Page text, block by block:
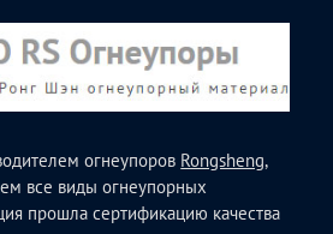
огнеупоров Rongsheng,
все виды огнеупорных
прошла сертификацию качества